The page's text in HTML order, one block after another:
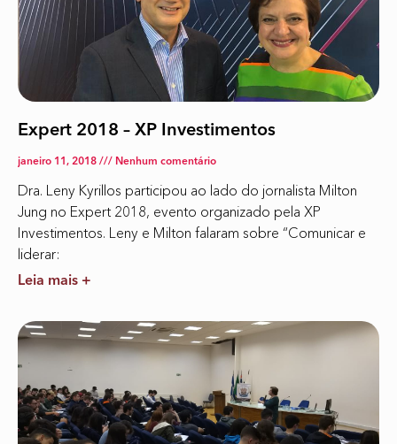
Expert 2018 – XP Investimentos
janeiro 11, 2018 Nenhum comentário
Dra. Leny Kyrillos participou ao lado do jornalista Milton
Jung no Expert 2018, evento organizado pela XP
Investimentos. Leny e Milton falaram sobre “Comunicar e
liderar:
Leia mais +